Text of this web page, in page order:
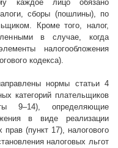
каждое лицо обязано
сборы (пошлины), по
Кроме того, налог,
в случае, когда
налогообложения
кодекса).
нормы статьи 4
категорий плательщиков
9–14), определяющие
в виде реализации
(пункт 17), налогового
налоговых льгот